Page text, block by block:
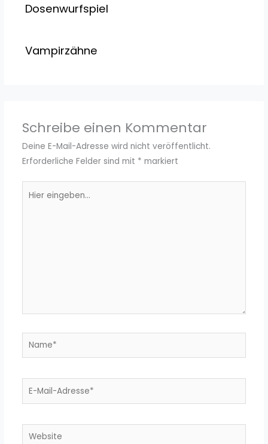
Dosenwurfspiel
Vampirzähne
Schreibe einen Kommentar
Deine E-Mail-Adresse wird nicht veröffentlicht.
Erforderliche Felder sind mit * markiert
eingeben…
Name*
E-
Website